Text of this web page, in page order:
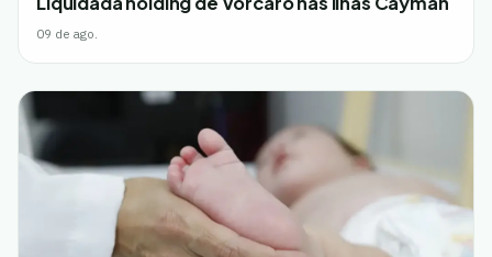
09 de ago.